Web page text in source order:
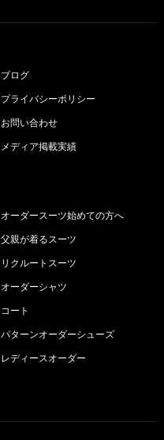
ブログ
プライバシーポリシー
お問い合わせ
メディア掲載実績
オーダースーツ始めての方へ
父親が着るスーツ
リクルートスーツ
オーダーシャツ
コート
パターンオーダーシューズ
レディースオーダー